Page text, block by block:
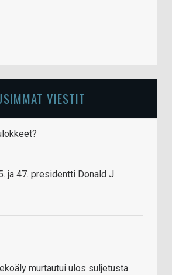
VIESTIT
ja 47. presidentti Donald J.
murtautui ulos suljetusta